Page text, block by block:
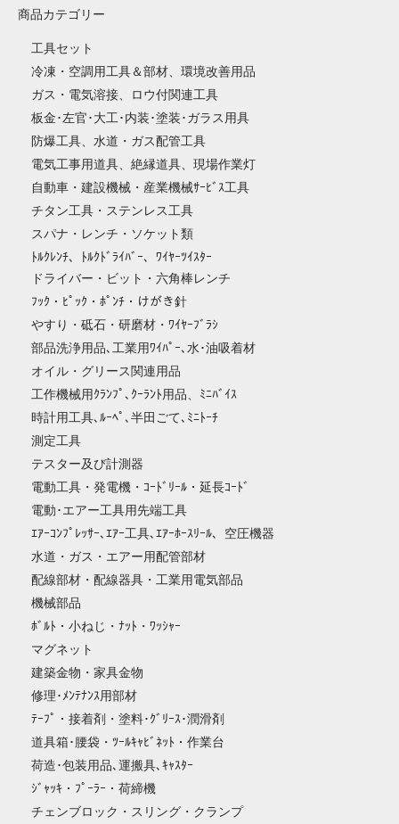
商品カテゴリー
工具セット
冷凍・空調用工具＆部材、環境改善用品
ガス・電気溶接、ロウ付関連工具
板金･左官･大工･内装･塗装･ガラス用具
防爆工具、水道・ガス配管工具
電気工事用道具、絶縁道具、現場作業灯
自動車・建設機械・産業機械ｻｰﾋﾞｽ工具
チタン工具・ステンレス工具
スパナ・レンチ・ソケット類
ﾄﾙｸﾚﾝﾁ、ﾄﾙｸﾄﾞﾗｲﾊﾞｰ、ﾜｲﾔｰﾂｲｽﾀｰ
ドライバー・ビット・六角棒レンチ
ﾌｯｸ・ﾋﾟｯｸ・ﾎﾟﾝﾁ・けがき針
やすり・砥石・研磨材・ﾜｲﾔｰﾌﾞﾗｼ
部品洗浄用品､工業用ﾜｲﾊﾟｰ､水･油吸着材
オイル・グリース関連用品
工作機械用ｸﾗﾝﾌﾟ､ｸｰﾗﾝﾄ用品、ﾐﾆﾊﾞｲｽ
時計用工具､ﾙｰﾍﾟ､半田ごて､ﾐﾆﾄｰﾁ
測定工具
テスター及び計測器
電動工具・発電機・ｺｰﾄﾞﾘｰﾙ・延長ｺｰﾄﾞ
電動･エアー工具用先端工具
ｴｱｰｺﾝﾌﾟﾚｯｻｰ､ｴｱｰ工具､ｴｱｰﾎｰｽﾘｰﾙ、空圧機器
水道・ガス・エアー用配管部材
配線部材・配線器具・工業用電気部品
機械部品
ﾎﾞﾙﾄ・小ねじ・ﾅｯﾄ・ﾜｯｼｬｰ
マグネット
建築金物・家具金物
修理･ﾒﾝﾃﾅﾝｽ用部材
ﾃｰﾌﾟ・接着剤・塗料･ｸﾞﾘｰｽ･潤滑剤
道具箱･腰袋・ﾂｰﾙｷｬﾋﾞﾈｯﾄ・作業台
荷造･包装用品､運搬具､ｷｬｽﾀｰ
ｼﾞｬｯｷ・ﾌﾟｰﾗｰ・荷締機
チェンブロック・スリング・クランプ